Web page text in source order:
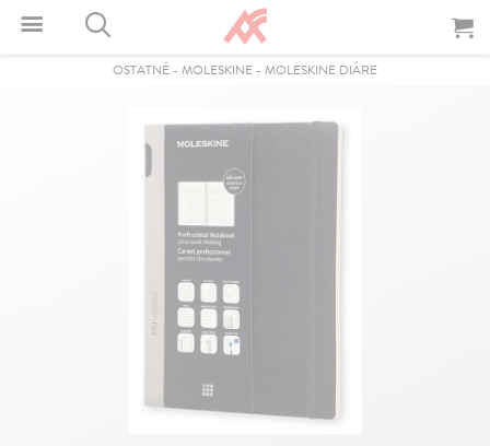
OSTATNÉ - MOLESKINE - MOLESKINE DIÁRE